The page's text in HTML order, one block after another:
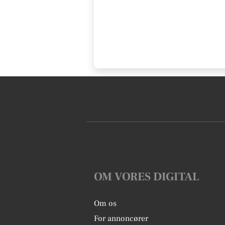
OM VORES DIGITAL
Om os
For annoncører